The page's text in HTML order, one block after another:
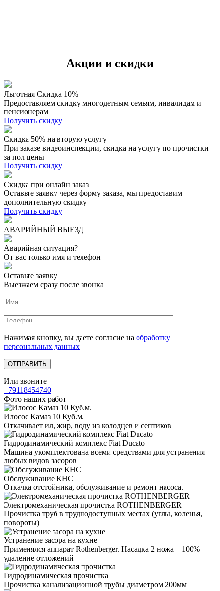
Акции и скидки
Льготная Скидка 10%
Предоставляем скидку многодетным семьям, инвалидам и
пенсионерам
Получить скидку
Скидка 50% на вторую услугу
При заказе видеоинспекции, скидка на услугу по прочистки
за пол цены
Получить скидку
Скидка при онлайн заказ
Оставьте заявку через форму заказа, мы предоставим
дополнительную скидку
Получить скидку
АВАРИЙНЫЙ ВЫЕЗД
Аварийная ситуация?
От вас только имя и телефон
Оставьте заявку
Выезжаем сразу после звонка
Нажимая кнопку, вы даете согласие на обработку
персональных данных
Или звоните
+79118454740
Фото наших работ
Илосос Камаз 10 Куб.м.
Откачивает ил, жир, воду из колодцев и септиков
Гидродинамический комплекс Fiat Ducato
Машина укомплектована всеми средствами для устранения
любых видов засоров
Обслуживание КНС
Откачка отстойника, обслуживание и ремонт насоса.
Электромеханическая прочистка ROTHENBERGER
Прочистка труб в труднодоступных местах (углы, коленья,
повороты)
Устранение засора на кухне
Применялся аппарат Rothenberger. Насадка 2 ножа – 100%
удаление отложений
Гидродинамическая прочистка
Прочистка канализационной трубы диаметром 200мм